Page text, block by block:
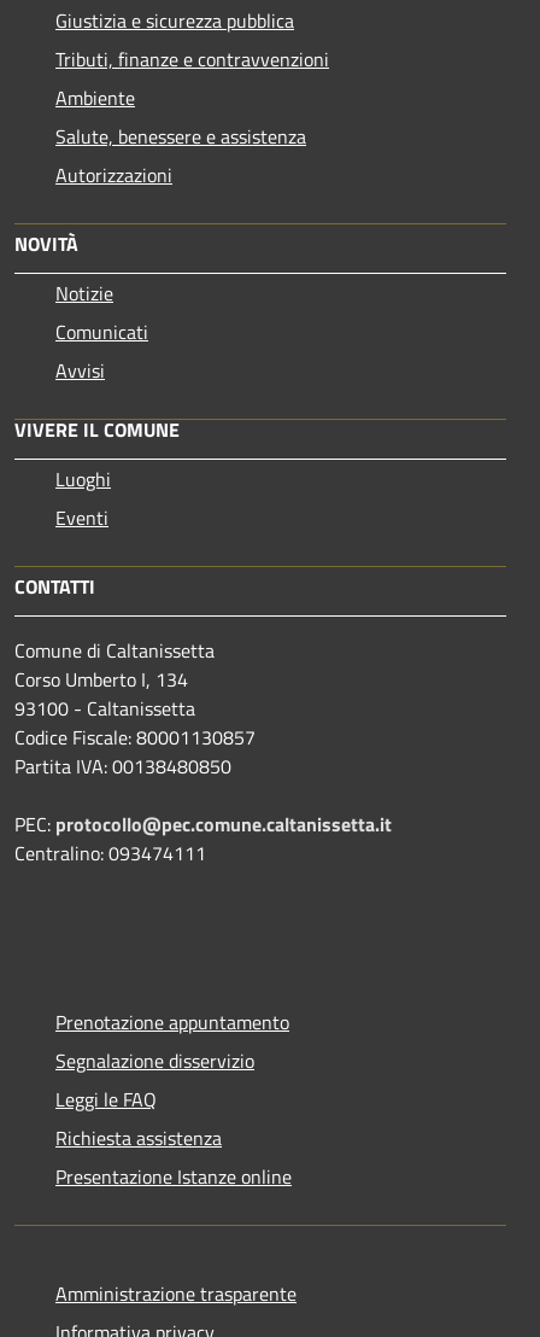
Giustizia e sicurezza pubblica
Tributi, finanze e contravvenzioni
Ambiente
Salute, benessere e assistenza
Autorizzazioni
NOVITÀ
Notizie
Comunicati
Avvisi
VIVERE IL COMUNE
Luoghi
Eventi
CONTATTI
Comune di Caltanissetta
Corso Umberto I, 134
93100 - Caltanissetta
Codice Fiscale: 80001130857
Partita IVA: 00138480850
PEC: protocollo@pec.comune.caltanissetta.it
Centralino: 093474111
Prenotazione appuntamento
Segnalazione disservizio
Leggi le FAQ
Richiesta assistenza
Presentazione Istanze online
Amministrazione trasparente